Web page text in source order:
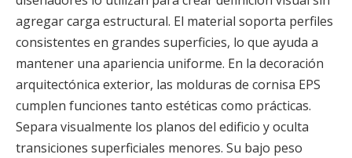
agregar carga estructural. El material soporta perfiles
consistentes en grandes superficies, lo que ayuda a
mantener una apariencia uniforme. En la decoración
arquitectónica exterior, las molduras de cornisa EPS
cumplen funciones tanto estéticas como prácticas.
Separa visualmente los planos del edificio y oculta
transiciones superficiales menores. Su bajo peso